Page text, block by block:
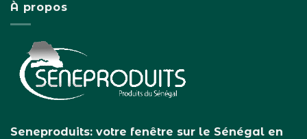
À propos
Seneproduits: votre fenêtre sur le Sénégal en